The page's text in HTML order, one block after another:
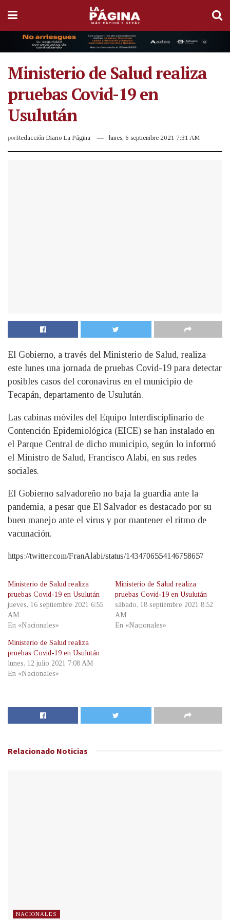
Ministerio de Salud realiza
pruebas Covid-19 en
Usulután
porRedacción Diario La Página lunes, 6 septiembre 2021 7:31 AM
El Gobierno, a través del Ministerio de Salud, realiza
este lunes una jornada de pruebas Covid-19 para detectar
posibles casos del coronavirus en el municipio de
Tecapán, departamento de Usulután.
Las cabinas móviles del Equipo Interdisciplinario de
Contención Epidemiológica (EICE) se han instalado en
el Parque Central de dicho municipio, según lo informó
el Ministro de Salud, Francisco Alabi, en sus redes
sociales.
El Gobierno salvadoreño no baja la guardia ante la
pandemia, a pesar que El Salvador es destacado por su
buen manejo ante el virus y por mantener el ritmo de
vacunación.
https://twitter.com/FranAlabi/status/1434706554146758657
Ministerio de Salud realiza
pruebas Covid-19 en Usulután
jueves, 16 septiembre 2021 6:55
AM
En «Nacionales»
Ministerio de Salud realiza
pruebas Covid-19 en Usulután
sábado, 18 septiembre 2021 8:52
AM
En «Nacionales»
Ministerio de Salud realiza
pruebas Covid-19 en Usulután
lunes, 12 julio 2021 7:08 AM
En «Nacionales»
Relacionado Noticias
NACIONALES